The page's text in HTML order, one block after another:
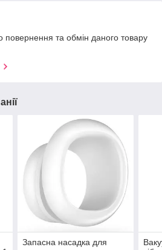
та обмін даного товару
Запасна насадка для